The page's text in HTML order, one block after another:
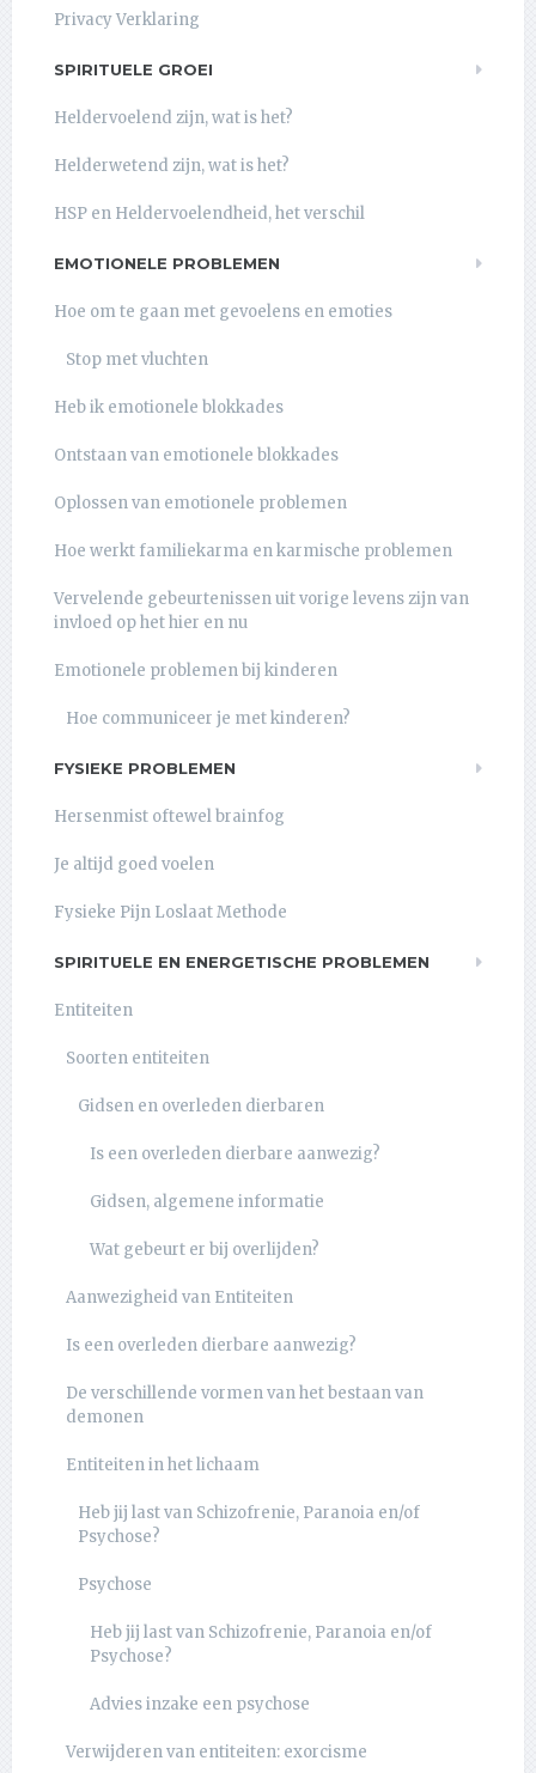
Privacy Verklaring
SPIRITUELE GROEI
Heldervoelend zijn, wat is het?
Helderwetend zijn, wat is het?
HSP en Heldervoelendheid, het verschil
EMOTIONELE PROBLEMEN
Hoe om te gaan met gevoelens en emoties
Stop met vluchten
Heb ik emotionele blokkades
Ontstaan van emotionele blokkades
Oplossen van emotionele problemen
Hoe werkt familiekarma en karmische problemen
Vervelende gebeurtenissen uit vorige levens zijn van
invloed op het hier en nu
Emotionele problemen bij kinderen
Hoe communiceer je met kinderen?
FYSIEKE PROBLEMEN
Hersenmist oftewel brainfog
Je altijd goed voelen
Fysieke Pijn Loslaat Methode
SPIRITUELE EN ENERGETISCHE PROBLEMEN
Entiteiten
Soorten entiteiten
Gidsen en overleden dierbaren
Is een overleden dierbare aanwezig?
Gidsen, algemene informatie
Wat gebeurt er bij overlijden?
Aanwezigheid van Entiteiten
Is een overleden dierbare aanwezig?
De verschillende vormen van het bestaan van
demonen
Entiteiten in het lichaam
Heb jij last van Schizofrenie, Paranoia en/of
Psychose?
Psychose
Heb jij last van Schizofrenie, Paranoia en/of
Psychose?
Advies inzake een psychose
Verwijderen van entiteiten: exorcisme